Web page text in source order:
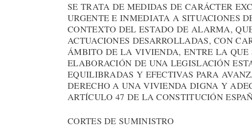
SE TRATA DE MEDIDAS DE CARÁCTER
URGENTE E INMEDIATA A SITUACIONES
CONTEXTO DEL ESTADO DE ALARMA,
ACTUACIONES DESARROLLADAS, CON
ÁMBITO DE LA VIVIENDA, ENTRE LA QUE
ELABORACIÓN DE UNA LEGISLACIÓN
EQUILIBRADAS Y EFECTIVAS PARA
DERECHO A UNA VIVIENDA DIGNA Y
ARTÍCULO 47 DE LA CONSTITUCIÓN
CORTES DE SUMINISTRO